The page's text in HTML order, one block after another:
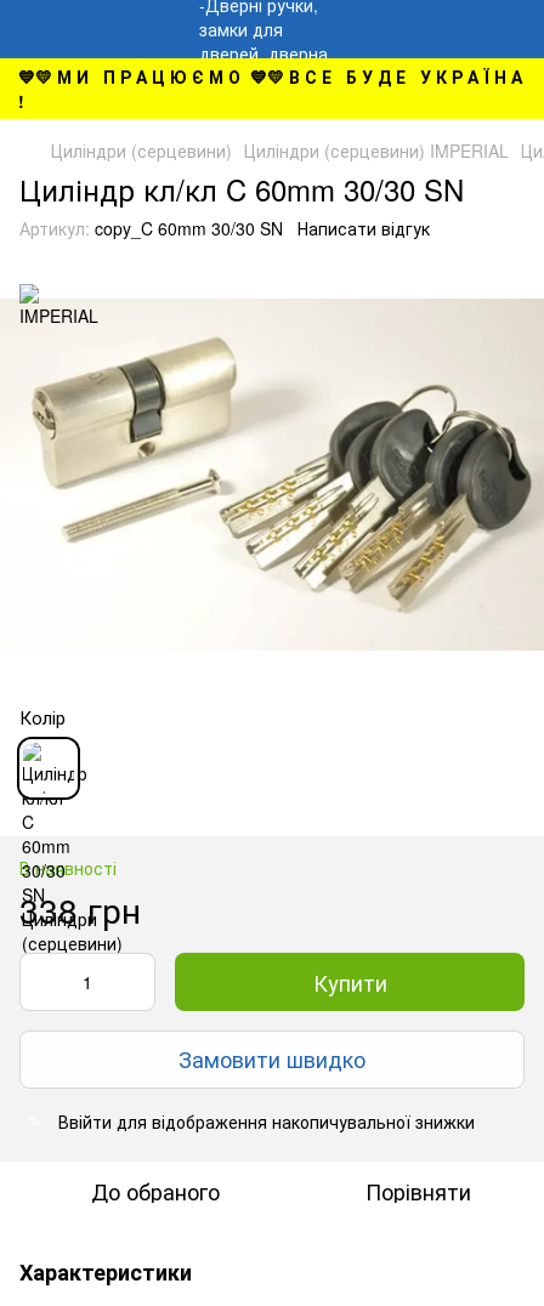
💙💛 М И П Р А Ц Ю Є М О 💙💛 В С Е Б У Д Е У К Р А Ї Н А
!
Циліндри (серцевини) Циліндри (серцевини) IMPERIAL
Циліндр кл/кл C 60mm 30/30 SN
Артикул: copy_C 60mm 30/30 SN Написати відгук
Колір
В наявності
338 грн
Купити
Замовити швидко
Ввійти для відображення накопичувальної знижки
До обраного Порівняти
Характеристики